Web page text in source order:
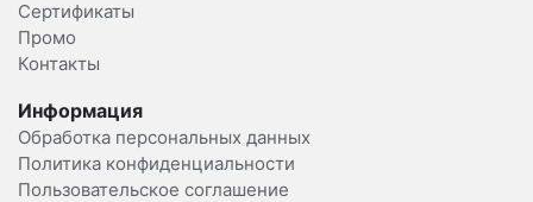
Сертификаты
Промо
Контакты
Информация
Обработка персональных данных
Политика конфиденциальности
Пользовательское соглашение